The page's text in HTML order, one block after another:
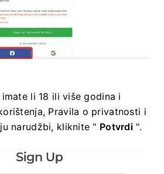
li 18 ili više godina i
Pravila o privatnosti i
narudžbi, kliknite " Potvrdi ".